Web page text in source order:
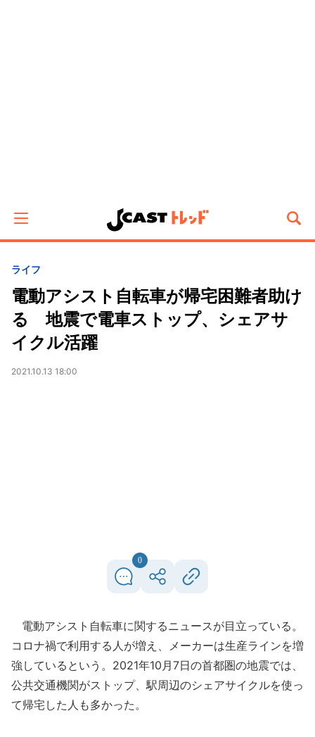
ライフ
電動アシスト自転車が帰宅困難者助け
る 地震で電車ストップ、シェアサ
イクル活躍
2021.10.13 18:00
0
電動アシスト自転車に関するニュースが目立っている。
コロナ禍で利用する人が増え、メーカーは生産ラインを増
強しているという。2021年10月7日の首都圏の地震では、
公共交通機関がストップ、駅周辺のシェアサイクルを使っ
て帰宅した人も多かった。